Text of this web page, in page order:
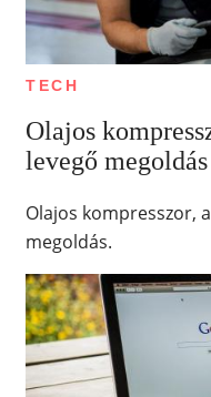
TECH
Olajos
levegő megoldás
Olajos kompresszor,
megoldás.